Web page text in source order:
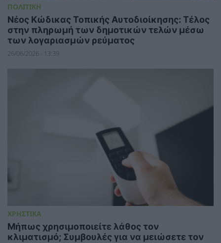
ΠΟΛΙΤΙΚΗ
Νέος Κώδικας Τοπικής Αυτοδιοίκησης: Τέλος
στην πληρωμή των δημοτικών τελών μέσω
των λογαριασμών ρεύματος
26/06/2026 - 13:39
ΧΡΗΣΤΙΚΑ
Μήπως χρησιμοποιείτε λάθος τον
κλιματισμό; Συμβουλές για να μειώσετε τον